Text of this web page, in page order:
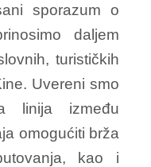
sporazum o
daljem
turističkih
Uvereni smo
linija između
omogućiti brža
kao i